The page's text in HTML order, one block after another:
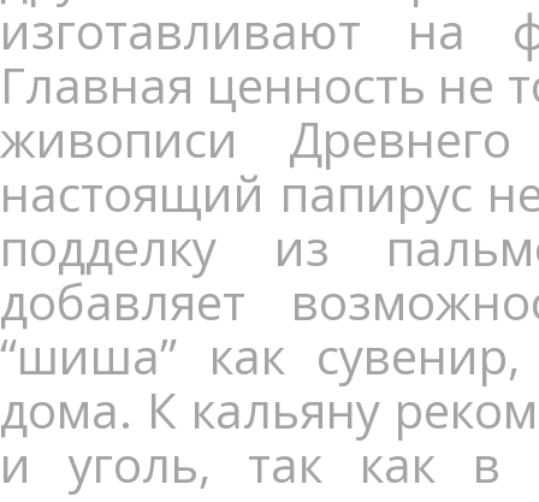
изготавливают на
Главная ценность не
живописи
настоящий папирус
подделку из
добавляет
“шиша” как
дома. К кальяну
и уголь, так как в